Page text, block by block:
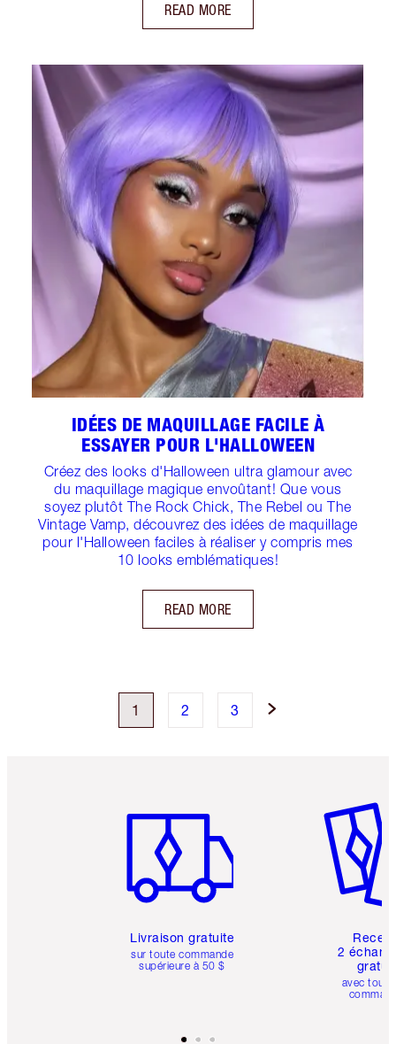
READ MORE
IDÉES DE MAQUILLAGE FACILE À
ESSAYER POUR L'HALLOWEEN
Créez des looks d'Halloween ultra glamour avec
du maquillage magique envoûtant! Que vous
soyez plutôt The Rock Chick, The Rebel ou The
Vintage Vamp, découvrez des idées de maquillage
pour l'Halloween faciles à réaliser y compris mes
10 looks emblématiques!
READ MORE
1 2 3
Livraison gratuite
sur toute commande
supérieure à 50 $
2
avec